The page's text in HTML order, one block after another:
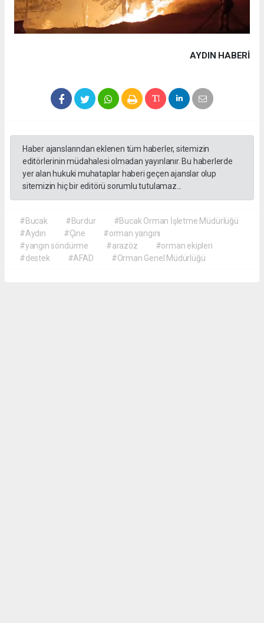
AYDIN HABERİ
Haber ajanslarından eklenen tüm haberler, sitemizin
editörlerinin müdahalesi olmadan yayınlanır. Bu haberlerde
yer alan hukuki muhataplar haberi geçen ajanslar olup
sitemizin hiç bir editörü sorumlu tutulamaz...
#Bucak #Burdur
#Bucak Orman İşletme Müdürlüğü
#Aydın
#Çine
#orman yangını
#yangın söndürme
#arazöz
#orman ekipleri
#destek
#AFAD #Orman Genel Müdürlüğü